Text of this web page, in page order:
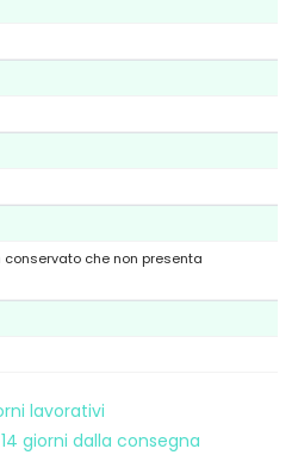
che non presenta
lavorativi
giorni dalla consegna